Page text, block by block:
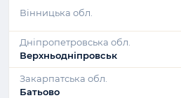
Вінницька обл.
Дніпропетровська обл.
Верхньодніпровськ
Закарпатська обл.
Батьово